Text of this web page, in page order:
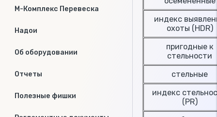
М-Комплекс Перевеска
Надои
Об оборудовании
Отчеты
Полезные фишки
индекс
охоты (НDR)
пригодные к
стельности
стельные
индекс
(PR)